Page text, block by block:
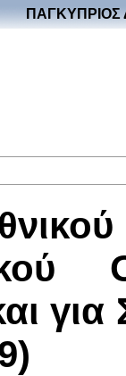
ΠΑΓΚΥΠΡΙΟΣ